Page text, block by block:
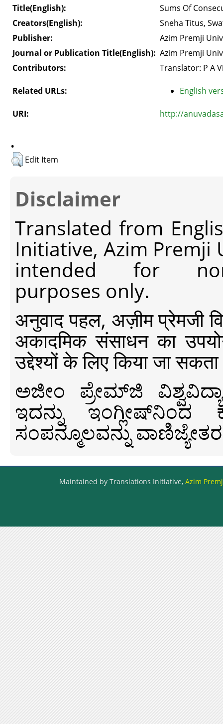
Title(English):
Sums Of
Creators(English):
Sneha Titus,
Publisher:
Azim Premji
Journal or Publication Title(English): Azim Premji
Contributors:
Translator: P A
Related URLs: English
URI: http://
.
Edit Item
Disclaimer
Translated from
Initiative, Azim Premji
intended for non-
purposes only.
अनुवाद पहल, अज़ीम प्रेमजी
अकादमिक संसाधन का
उद्देश्यों के लिए किया जा
ಅಜೀಂ ಪ್ರೇಮ್‍ಜಿ
ಇದನ್ನು ಇಂಗ್ಲೀಷ್‍ನಿಂದ
ಸಂಪನ್ಮೂಲವನ್ನು
Maintained by Translations Initiative, Azim